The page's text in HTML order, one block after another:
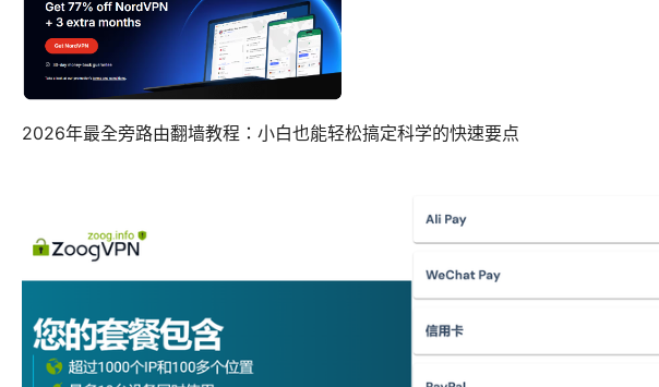
2026年最全旁路由翻墙教程：小白也能轻松搞定科学的快速要点